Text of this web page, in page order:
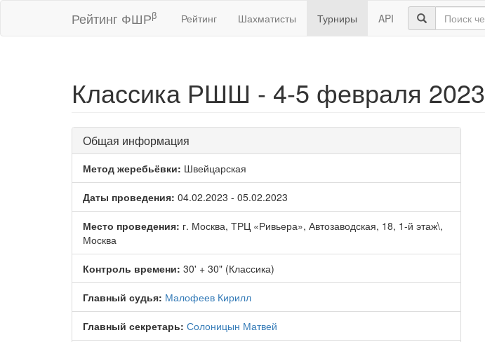
Рейтинг ФШРβ Рейтинг Шахматисты Турниры API
Классика РШШ - 4-5 февраля 2023
Общая информация
Метод жеребьёвки: Швейцарская
Даты проведения: 04.02.2023 - 05.02.2023
Место проведения: г. Москва, ТРЦ «Ривьера», Автозаводская, 18, 1-й этаж\,
Москва
Контроль времени: 30' + 30" (Классика)
Главный судья: Малофеев Кирилл
Главный секретарь: Солоницын Матвей